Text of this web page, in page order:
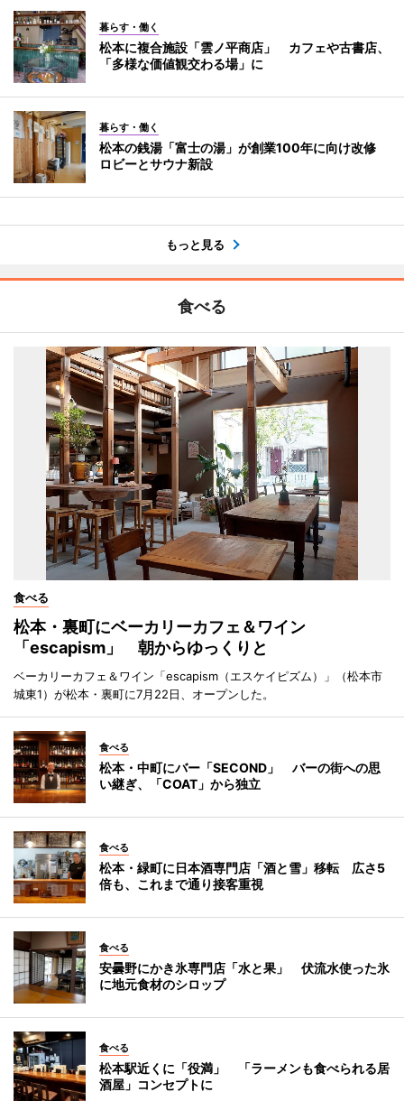
暮らす・働く
松本に複合施設「雲ノ平商店」 カフェや古書店、
「多様な価値観交わる場」に
暮らす・働く
松本の銭湯「富士の湯」が創業100年に向け改修
ロビーとサウナ新設
もっと見る
食べる
食べる
松本・裏町にベーカリーカフェ＆ワイン
「escapism」 朝からゆっくりと
ベーカリーカフェ＆ワイン「escapism（エスケイピズム）」（松本市
城東1）が松本・裏町に7月22日、オープンした。
食べる
松本・中町にバー「SECOND」 バーの街への思
い継ぎ、「COAT」から独立
食べる
松本・緑町に日本酒専門店「酒と雪」移転 広さ5
倍も、これまで通り接客重視
食べる
安曇野にかき氷専門店「水と果」 伏流水使った氷
に地元食材のシロップ
食べる
松本駅近くに「役満」 「ラーメンも食べられる居
酒屋」コンセプトに